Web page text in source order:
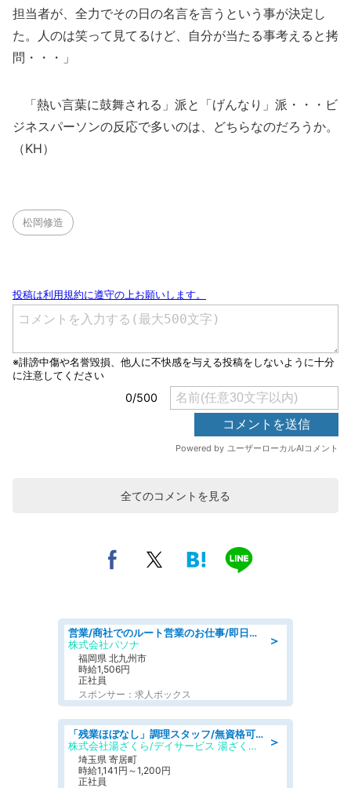
担当者が、全力でその日の名言を言うという事が決定し
た。人のは笑って見てるけど、自分が当たる事考えると拷
問・・・」
「熱い言葉に鼓舞される」派と「げんなり」派・・・ビ
ジネスパーソンの反応で多いのは、どちらなのだろうか。
（KH）
松岡修造
全てのコメントを見る
＞
営業/商社でのルート営業のお仕事/即日勤務可/車通勤可/営業
株式会社パソナ
福岡県 北九州市
時給1,506円
正社員
スポンサー：求人ボックス
＞
「残業ほぼなし」調理スタッフ/無資格可/正職員/日勤のみ/デイサービス/社会保障完備
株式会社湯ざくら/デイサービス 湯ざくらケアリゾート
埼玉県 寄居町
時給1,141円～1,200円
正社員